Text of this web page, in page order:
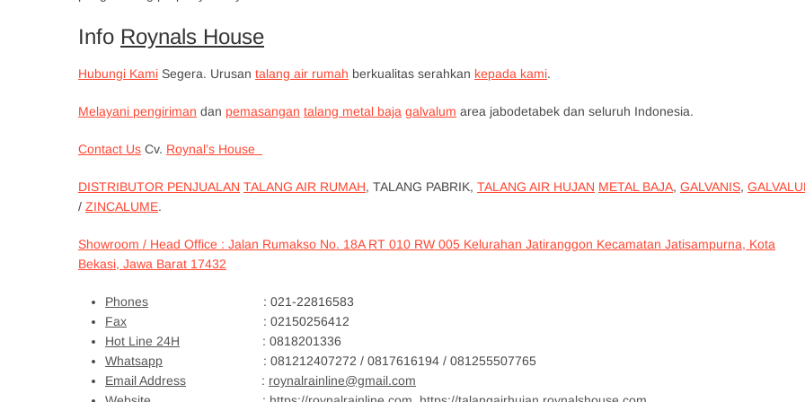
Info Roynals House
Hubungi Kami Segera. Urusan talang air rumah berkualitas serahkan kepada kami.
Melayani pengiriman dan pemasangan talang metal baja galvalum area jabodetabek dan seluruh Indonesia.
Contact Us Cv. Roynal’s House
DISTRIBUTOR PENJUALAN TALANG AIR RUMAH, TALANG PABRIK, TALANG AIR HUJAN METAL BAJA, GALVANIS,
/ ZINCALUME.
Showroom / Head Office : Jalan Rumakso No. 18A RT 010 RW 005 Kelurahan Jatiranggon Kecamatan Jatisampurna, Kota
Bekasi, Jawa Barat 17432
Phones : 021-22816583
Fax : 02150256412
Hot Line 24H : 0818201336
Whatsapp : 081212407272 / 0817616194 / 081255507765
Email Address : roynalrainline@gmail.com